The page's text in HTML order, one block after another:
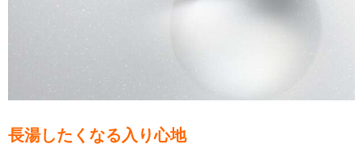
長湯したくなる入り心地